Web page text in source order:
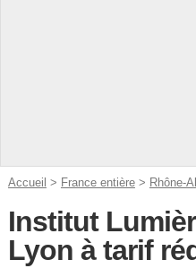
Accueil > France entière> Rhône-
Institut
Lyon à tarif